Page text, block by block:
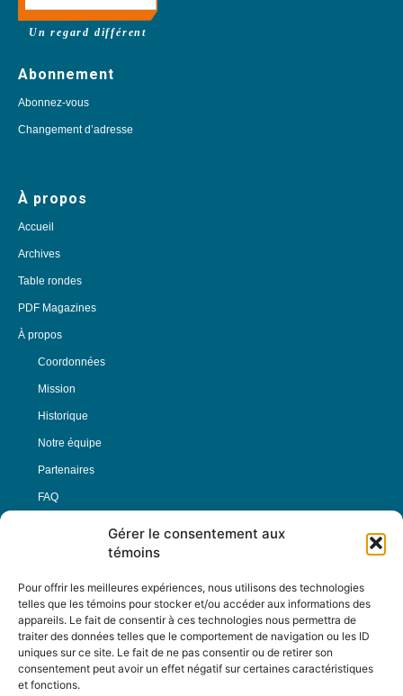
Gérer le consentement aux
témoins
Pour offrir les meilleures expériences, nous utilisons des technologies
telles que les témoins pour stocker et/ou accéder aux informations des
appareils. Le fait de consentir à ces technologies nous permettra de
traiter des données telles que le comportement de navigation ou les ID
uniques sur ce site. Le fait de ne pas consentir ou de retirer son
consentement peut avoir un effet négatif sur certaines caractéristiques
et fonctions.
Un regard différent
Abonnement
Abonnez-vous
Changement d’adresse
À propos
Accueil
Archives
Table rondes
PDF Magazines
À propos
Coordonnées
Mission
Historique
Notre équipe
Partenaires
FAQ
Nous Suivre